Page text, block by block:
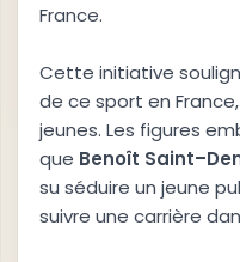
France.
Cette initiative
de ce sport en
jeunes. Les figures
que Benoît Saint–De
su séduire un jeune
suivre une carrière